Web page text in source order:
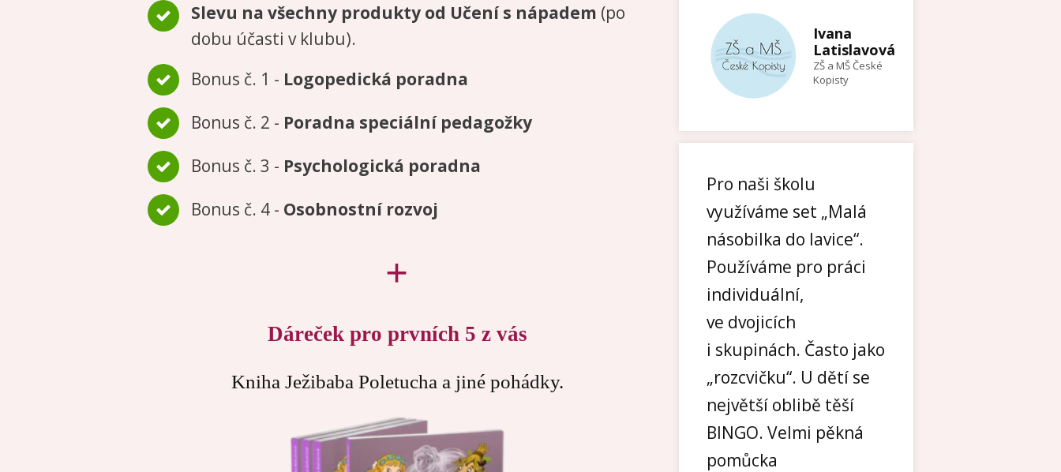
Slevu na všechny produkty od Učení s nápadem (po
dobu účasti v klubu).
Bonus č. 1 - Logopedická poradna
Bonus č. 2 - Poradna speciální pedagožky
Bonus č. 3 - Psychologická poradna
Bonus č. 4 - Osobnostní rozvoj
+
Dáreček pro prvních 5 z vás
Kniha Ježibaba Poletucha a jiné pohádky.
Ivana
Latislavová
ZŠ a MŠ České
Kopisty
Pro naši školu
využíváme set „Malá
násobilka do lavice“.
Používáme pro práci
individuální,
ve dvojicích
i skupinách. Často jako
„rozcvičku“. U dětí se
největší oblibě těší
BINGO. Velmi pěkná
pomůcka